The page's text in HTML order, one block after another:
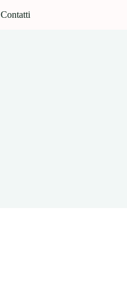
Contatti